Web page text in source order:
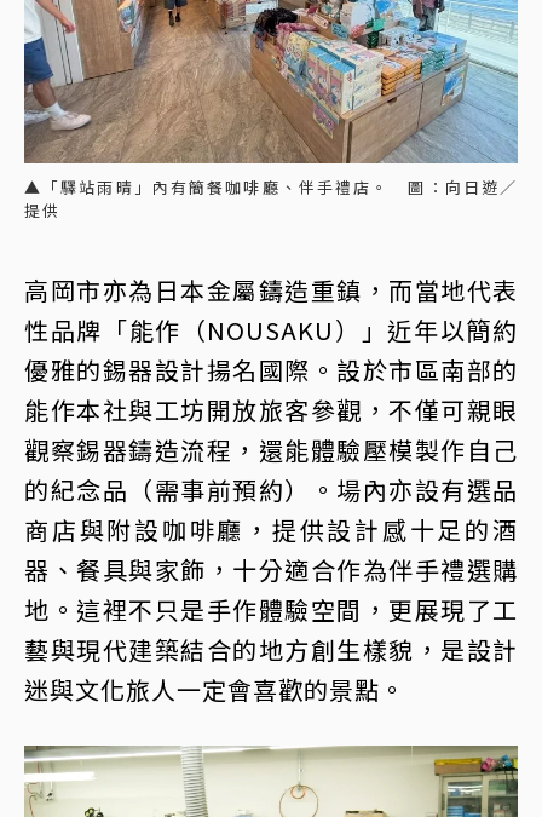
▲「驛站雨晴」內有簡餐咖啡廳、伴手禮店。 圖：向日遊／
提供
高岡市亦為日本金屬鑄造重鎮，而當地代表
性品牌「能作（NOUSAKU）」近年以簡約
優雅的錫器設計揚名國際。設於市區南部的
能作本社與工坊開放旅客參觀，不僅可親眼
觀察錫器鑄造流程，還能體驗壓模製作自己
的紀念品（需事前預約）。場內亦設有選品
商店與附設咖啡廳，提供設計感十足的酒
器、餐具與家飾，十分適合作為伴手禮選購
地。這裡不只是手作體驗空間，更展現了工
藝與現代建築結合的地方創生樣貌，是設計
迷與文化旅人一定會喜歡的景點。